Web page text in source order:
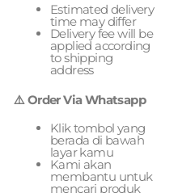
Estimated delivery
time may differ
Delivery fee will be
applied according
to shipping
address
⚠️ Order Via Whatsapp
Klik tombol yang
berada di bawah
layar kamu
Kami akan
membantu untuk
mencari produk